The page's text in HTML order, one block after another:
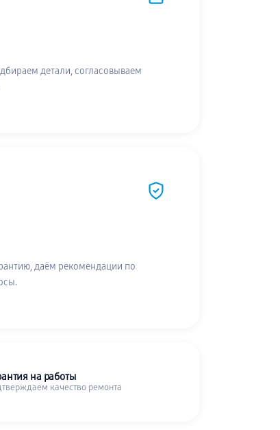
детали, согласовываем
даём рекомендации по
на работы
качество ремонта